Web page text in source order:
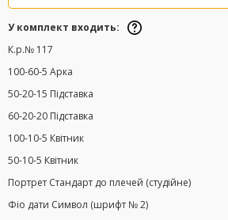
У комплект входить:
К.р.№ 117
100-60-5 Арка
50-20-15 Підставка
60-20-20 Підставка
100-10-5 Квітник
50-10-5 Квітник
Портрет Стандарт до плечей (студійне)
Фіо дати Символ (шрифт № 2)